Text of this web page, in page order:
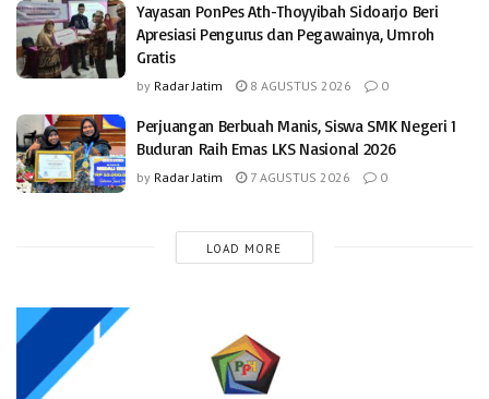
Yayasan PonPes Ath-Thoyyibah Sidoarjo Beri
Apresiasi Pengurus dan Pegawainya, Umroh
Gratis
by Radar Jatim 8 AGUSTUS 2026 0
Perjuangan Berbuah Manis, Siswa SMK Negeri 1
Buduran Raih Emas LKS Nasional 2026
by Radar Jatim 7 AGUSTUS 2026 0
LOAD MORE